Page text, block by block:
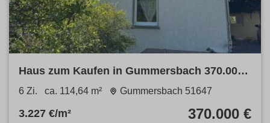
Haus zum Kaufen in Gummersbach 370.000
€ 114.64 m²
6 Zi. ca. 114,64 m² Gummersbach 51647
3.227 €/m² 370.000 €